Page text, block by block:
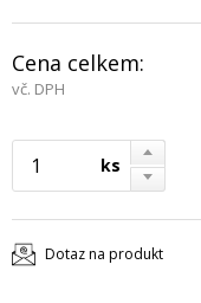
Cena celkem:
vč. DPH
ks
Dotaz na produkt